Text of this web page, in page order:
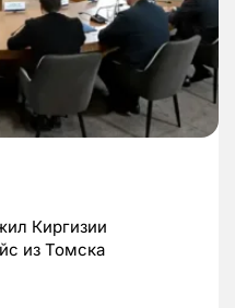
Киргизии
из Томска